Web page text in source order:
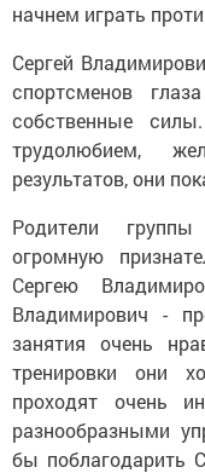
начнем играть
Сергей
спортсменов
собственные
трудолюбием,
результатов, они
Родители
огромную
Сергею
Владимирович -
занятия очень
тренировки они
проходят очень
разнообразными
бы поблагодарить